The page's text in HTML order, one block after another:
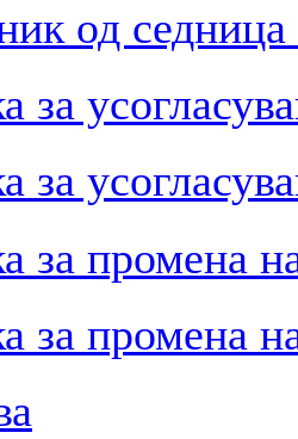
од
за
за
за промена
за промена